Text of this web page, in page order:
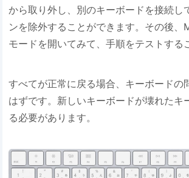
から取り外し、別のキーボードを接続し
ンを除外することができます。その後、
モードを開いてみて、手順をテストする
すべてが正常に戻る場合、キーボードの
はずです。新しいキーボードが壊れたキ
る必要があります。